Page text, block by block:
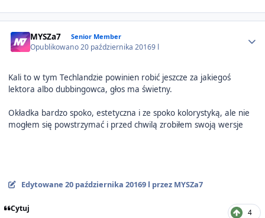
MYSZa7 Senior Member
Opublikowano20 października 20169 l
Kali to w tym Techlandzie powinien robić jeszcze za jakiegoś
lektora albo dubbingowca, głos ma świetny.
Okładka bardzo spoko, estetyczna i ze spoko kolorystyką, ale nie
mogłem się powstrzymać i przed chwilą zrobiłem swoją wersje
Edytowane 20 października 20169 l przez MYSZa7
Cytuj 4